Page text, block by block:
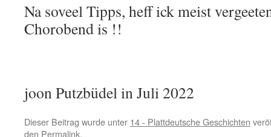
Na soveel Tipps, heff ick meist
Chorobend is !!
joon Putzbüdel in Juli 2022
Dieser Beitrag wurde unter 14 - Plattdeutsche Geschichten
den Permalink.